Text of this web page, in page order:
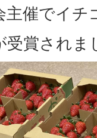
主催でイチ
受賞され